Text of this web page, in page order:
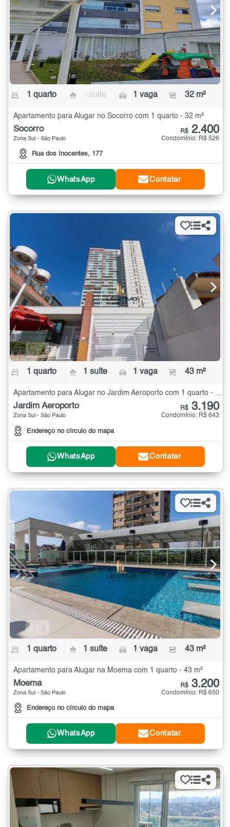
1 quarto - suíte 1 vaga 32 m²
Apartamento para Alugar no Socorro com 1 quarto - 32 m²
Socorro
Zona Sul - São Paulo
Rua dos Inocentes, 177
R$ 2.400
Condomínio: R$ 526
WhatsApp Contatar
1 quarto 1 suíte 1 vaga 43 m²
Apartamento para Alugar no Jardim Aeroporto com 1 quarto - 43 m²
Jardim Aeroporto
Zona Sul - São Paulo
Endereço no círculo do mapa
R$ 3.190
Condomínio: R$ 643
WhatsApp Contatar
1 quarto 1 suíte 1 vaga 43 m²
Apartamento para Alugar na Moema com 1 quarto - 43 m²
Moema
Zona Sul - São Paulo
Endereço no círculo do mapa
R$ 3.200
Condomínio: R$ 650
WhatsApp Contatar